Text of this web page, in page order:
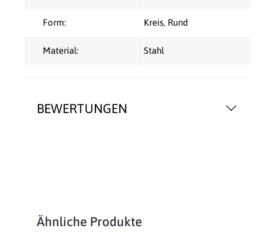
BEWERTUNGEN
Form: Kreis, Rund
Material: Stahl
Produktgalerie überspringen
Ähnliche Produkte